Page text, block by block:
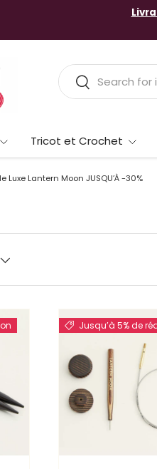
Recherche
Rechercher
Tricot et Crochet
Luxe Lantern Moon JUSQU’À -30%
Jusqu’à 5% de